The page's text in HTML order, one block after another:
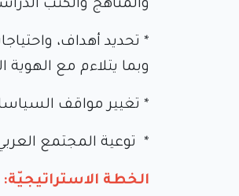
والمناهج والكتب
* تحديد أهداف،
وبما يتلاءم مع
* تغيير مواقف
* توعية المجتمع
الخطة الاستراتيجيّة: